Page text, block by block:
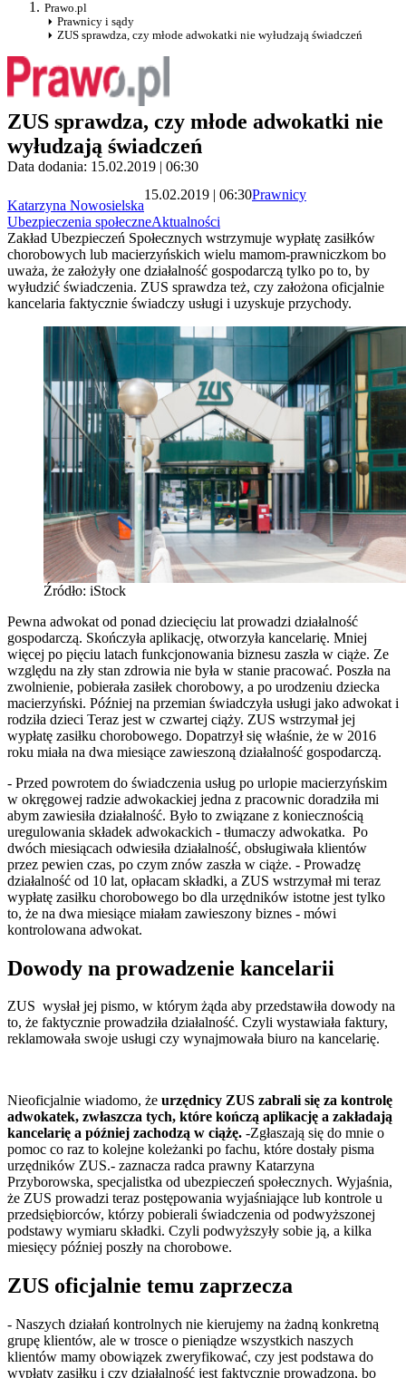
Prawo.pl
Prawnicy i sądy
ZUS sprawdza, czy młode adwokatki nie wyłudzają świadczeń
ZUS sprawdza, czy młode adwokatki nie
wyłudzają świadczeń
Data dodania: 15.02.2019 | 06:30
Katarzyna Nowosielska
15.02.2019 | 06:30Prawnicy
Ubezpieczenia społeczneAktualności
Zakład Ubezpieczeń Społecznych wstrzymuje wypłatę zasiłków
chorobowych lub macierzyńskich wielu mamom-prawniczkom bo
uważa, że założyły one działalność gospodarczą tylko po to, by
wyłudzić świadczenia. ZUS sprawdza też, czy założona oficjalnie
kancelaria faktycznie świadczy usługi i uzyskuje przychody.
Źródło: iStock
Pewna adwokat od ponad dziecięciu lat prowadzi działalność
gospodarczą. Skończyła aplikację, otworzyła kancelarię. Mniej
więcej po pięciu latach funkcjonowania biznesu zaszła w ciąże. Ze
względu na zły stan zdrowia nie była w stanie pracować. Poszła na
zwolnienie, pobierała zasiłek chorobowy, a po urodzeniu dziecka
macierzyński. Później na przemian świadczyła usługi jako adwokat i
rodziła dzieci Teraz jest w czwartej ciąży. ZUS wstrzymał jej
wypłatę zasiłku chorobowego. Dopatrzył się właśnie, że w 2016
roku miała na dwa miesiące zawieszoną działalność gospodarczą.
- Przed powrotem do świadczenia usług po urlopie macierzyńskim
w okręgowej radzie adwokackiej jedna z pracownic doradziła mi
abym zawiesiła działalność. Było to związane z koniecznością
uregulowania składek adwokackich - tłumaczy adwokatka. Po
dwóch miesiącach odwiesiła działalność, obsługiwała klientów
przez pewien czas, po czym znów zaszła w ciąże. - Prowadzę
działalność od 10 lat, opłacam składki, a ZUS wstrzymał mi teraz
wypłatę zasiłku chorobowego bo dla urzędników istotne jest tylko
to, że na dwa miesiące miałam zawieszony biznes - mówi
kontrolowana adwokat.
Dowody na prowadzenie kancelarii
ZUS wysłał jej pismo, w którym żąda aby przedstawiła dowody na
to, że faktycznie prowadziła działalność. Czyli wystawiała faktury,
reklamowała swoje usługi czy wynajmowała biuro na kancelarię.
Nieoficjalnie wiadomo, że urzędnicy ZUS zabrali się za kontrolę
adwokatek, zwłaszcza tych, które kończą aplikację a zakładają
kancelarię a później zachodzą w ciążę. -Zgłaszają się do mnie o
pomoc co raz to kolejne koleżanki po fachu, które dostały pisma
urzędników ZUS.- zaznacza radca prawny Katarzyna
Przyborowska, specjalistka od ubezpieczeń społecznych. Wyjaśnia,
że ZUS prowadzi teraz postępowania wyjaśniające lub kontrole u
przedsiębiorców, którzy pobierali świadczenia od podwyższonej
podstawy wymiaru składki. Czyli podwyższyły sobie ją, a kilka
miesięcy później poszły na chorobowe.
ZUS oficjalnie temu zaprzecza
- Naszych działań kontrolnych nie kierujemy na żadną konkretną
grupę klientów, ale w trosce o pieniądze wszystkich naszych
klientów mamy obowiązek zweryfikować, czy jest podstawa do
wypłaty zasiłku i czy działalność jest faktycznie prowadzona, bo